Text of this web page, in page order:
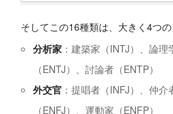
そしてこの16種類は、大きく4つの
分析家 ：建築家（INTJ）、論
（ENTJ）、討論者（ENTP）
外交官 ：提唱者（INFJ）、仲
（ENFJ）、運動家（ENFP）